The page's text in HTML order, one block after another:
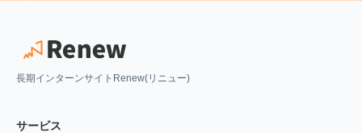
長期インターンサイトRenew(リニュー)
サービス